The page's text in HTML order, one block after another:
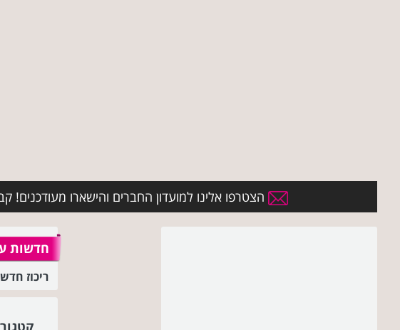
הצטרפו אלינו למועדון החברים והישארו מעודכנים!
חדשות
ריכוז